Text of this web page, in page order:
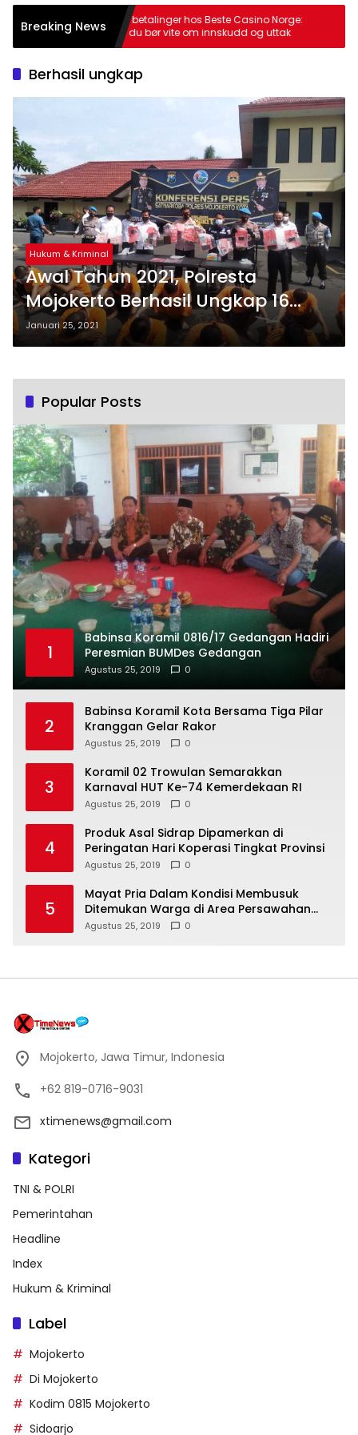
Breaking NewsSikre betalinger hos Beste Casino Norge:
hva du bør vite om innskudd og uttak
Berhasil ungkap
Hukum & Kriminal
Awal Tahun 2021, Polresta
Mojokerto Berhasil Ungkap 16
Kasus dengan 21 Tsk
Januari 25, 2021
Popular Posts
1
Babinsa Koramil 0816/17 Gedangan Hadiri
Peresmian BUMDes Gedangan
Agustus 25, 2019 0
2
Babinsa Koramil Kota Bersama Tiga Pilar
Kranggan Gelar Rakor
Agustus 25, 2019 0
3
Koramil 02 Trowulan Semarakkan
Karnaval HUT Ke-74 Kemerdekaan RI
Agustus 25, 2019 0
4
Produk Asal Sidrap Dipamerkan di
Peringatan Hari Koperasi Tingkat Provinsi
Agustus 25, 2019 0
5
Mayat Pria Dalam Kondisi Membusuk
Ditemukan Warga di Area Persawahan
Sidoarjo
Agustus 25, 2019 0
Mojokerto, Jawa Timur, Indonesia
+62 819-0716-9031
xtimenews@gmail.com
Kategori
TNI & POLRI
Pemerintahan
Headline
Index
Hukum & Kriminal
Label
Mojokerto
Di Mojokerto
Kodim 0815 Mojokerto
Sidoarjo